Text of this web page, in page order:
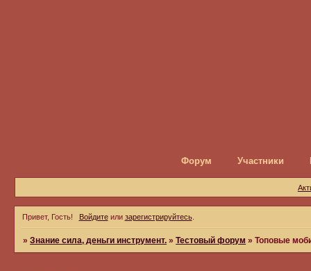
Форум Участники
Привет, Гость! Войдитеили зарегистрируйтесь.
»Знание сила, деньги инструмент. »Тестовый форум »Топовые